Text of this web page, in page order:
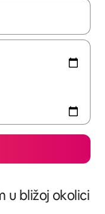
ih pregledati
u bližoj okolici